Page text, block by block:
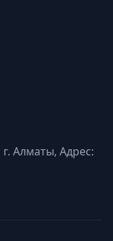
г. Алматы, Адрес: